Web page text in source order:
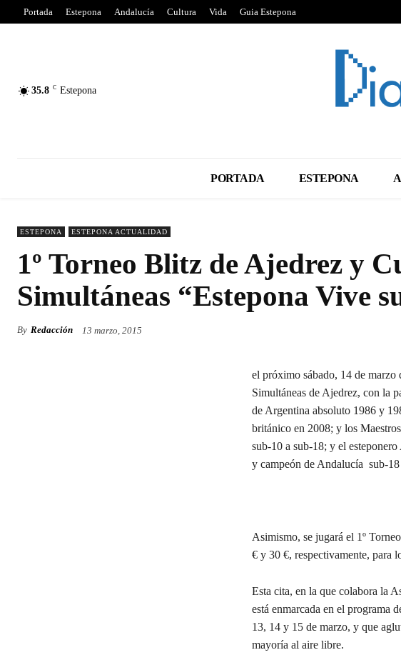
Portada Estepona Andalucía Cultura Vida Guia Estepona
35.8 C Estepona
PORTADA ESTEPONA
ESTEPONA ESTEPONA ACTUALIDAD
1º Torneo Blitz de Ajedrez y
Simultáneas “Estepona Vive
By Redacción 13 marzo, 2015
el próximo sábado, 14 de marzo
Simultáneas de Ajedrez, con la
de Argentina absoluto 1986 y
británico en 2008; y los
sub-10 a sub-18; y el
y campeón de Andalucía sub-
Asimismo, se jugará el 1º
€ y 30 €, respectivamente, para
Esta cita, en la que colabora la
está enmarcada en el programa
13, 14 y 15 de marzo, y que
mayoría al aire libre.